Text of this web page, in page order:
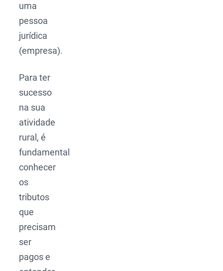
uma
pessoa
jurídica
(empresa).
Para ter
sucesso
na sua
atividade
rural, é
fundamental
conhecer
os
tributos
que
precisam
ser
pagos e